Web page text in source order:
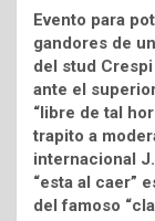
Evento para
gandores de
del stud
ante el
“libre de tal
trapito a
internacional
“esta al caer”
del famoso